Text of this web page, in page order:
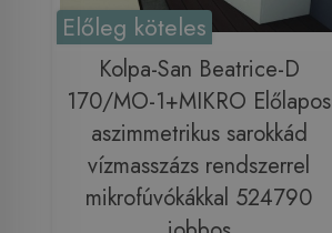
Előleg köteles
Kolpa-San Beatrice-D
170/MO-1+MIKRO Előlapos
aszimmetrikus sarokkád
vízmasszázs rendszerrel
mikrofúvókákkal 524790